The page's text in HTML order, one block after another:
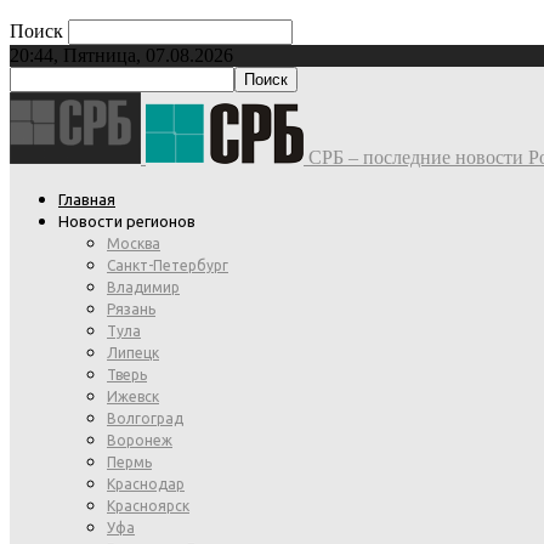
Поиск
20:44, Пятница, 07.08.2026
СРБ – последние новости
Главная
Новости регионов
Москва
Санкт-Петербург
Владимир
Рязань
Тула
Липецк
Тверь
Ижевск
Волгоград
Воронеж
Пермь
Краснодар
Красноярск
Уфа